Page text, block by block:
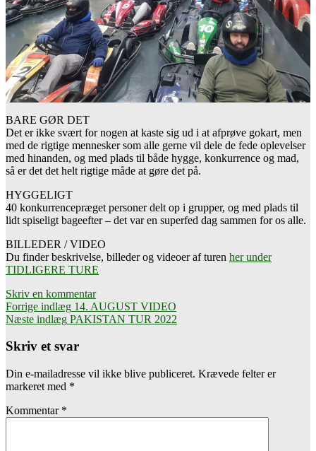
BARE GØR DET
Det er ikke svært for nogen at kaste sig ud i at afprøve gokart, men
med de rigtige mennesker som alle gerne vil dele de fede oplevelser
med hinanden, og med plads til både hygge, konkurrence og mad,
så er det det helt rigtige måde at gøre det på.
HYGGELIGT
40 konkurrencepræget personer delt op i grupper, og med plads til
lidt spiseligt bageefter – det var en superfed dag sammen for os alle.
BILLEDER / VIDEO
Du finder beskrivelse, billeder og videoer af turen her under
TIDLIGERE TURE
Skriv en kommentar
Indlæg
navigation
Forrige indlæg 14. AUGUST VIDEO
Næste indlæg PAKISTAN TUR 2022
Skriv et svar
Din e-mailadresse vil ikke blive publiceret. Krævede felter er
markeret med *
Kommentar *